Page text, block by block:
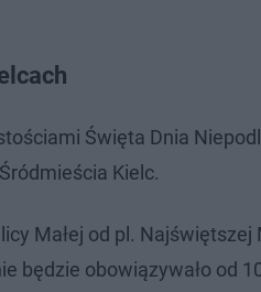
Święta Dnia
Kielc.
Małej od pl. Najświętszej
będzie obowiązywało od